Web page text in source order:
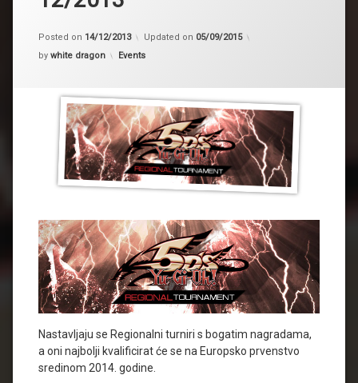
Posted on 14/12/2013 Updated on 05/09/2015
by white dragon Kategorije:
Events
Nastavljaju se Regionalni turniri s bogatim nagradama,
a oni najbolji kvalificirat će se na Europsko prvenstvo
sredinom 2014. godine.